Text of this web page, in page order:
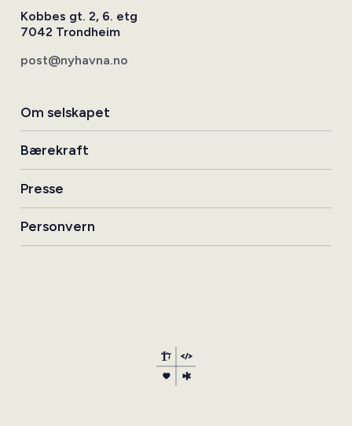
Kobbes gt. 2, 6. etg
7042 Trondheim
post@nyhavna.no
Om selskapet
Bærekraft
Presse
Personvern